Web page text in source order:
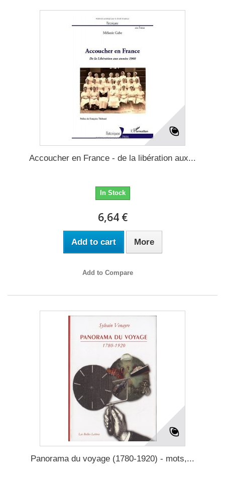
Accoucher en France - de la libération aux...
In Stock
6,64 €
Add to cart More
Add to Compare
Panorama du voyage (1780-1920) - mots,...